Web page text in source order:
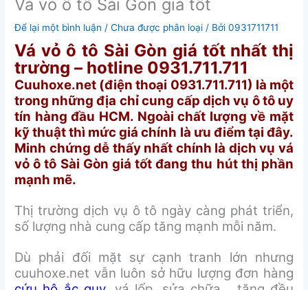
Vá vỏ ô tô Sài Gòn giá tốt
Để lại một bình luận /Chưa được phân loại / Bởi0931711711
Vá vỏ ô tô Sài Gòn giá tốt nhất thị
trường – hotline 0931.711.711
Cuuhoxe.net (điện thoại 0931.711.711) là một
trong những địa chỉ cung cấp dịch vụ ô tô uy
tín hàng đầu HCM. Ngoài chất lượng về mặt
kỹ thuật thì mức giá chính là ưu điểm tại đây.
Minh chứng dễ thấy nhất chính là dịch vụ vá
vỏ ô tô Sài Gòn giá tốt đang thu hút thị phần
mạnh mẽ.
Thị trường dịch vụ ô tô ngày càng phát triển,
số lượng nhà cung cấp tăng mạnh mỗi năm.
Dù phải đối mặt sự cạnh tranh lớn nhưng
cuuhoxe.net vẫn luôn sở hữu lượng đơn hàng